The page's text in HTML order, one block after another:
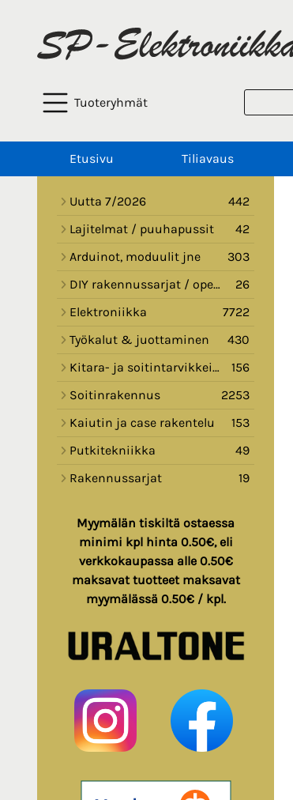
Tuoteryhmät
Etusivu Tiliavaus
Uutta 7/2026
442
Lajitelmat / puuhapussit
42
Arduinot, moduulit jne
303
DIY rakennussarjat / opetussarjat
26
Elektroniikka
7722
Työkalut & juottaminen
430
Kitara- ja soitintarvikkeita
156
Soitinrakennus
2253
Kaiutin ja case rakentelu
153
Putkitekniikka
49
Rakennussarjat
19
Myymälän tiskiltä ostaessa
minimi kpl hinta 0.50€, eli
verkkokaupassa alle 0.50€
maksavat tuotteet maksavat
myymälässä 0.50€ / kpl.